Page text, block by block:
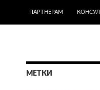
ПАРТНЕРАМ
МЕТКИ